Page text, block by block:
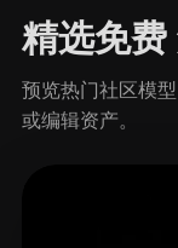
精选免费
预览热门社区模
或编辑资产。